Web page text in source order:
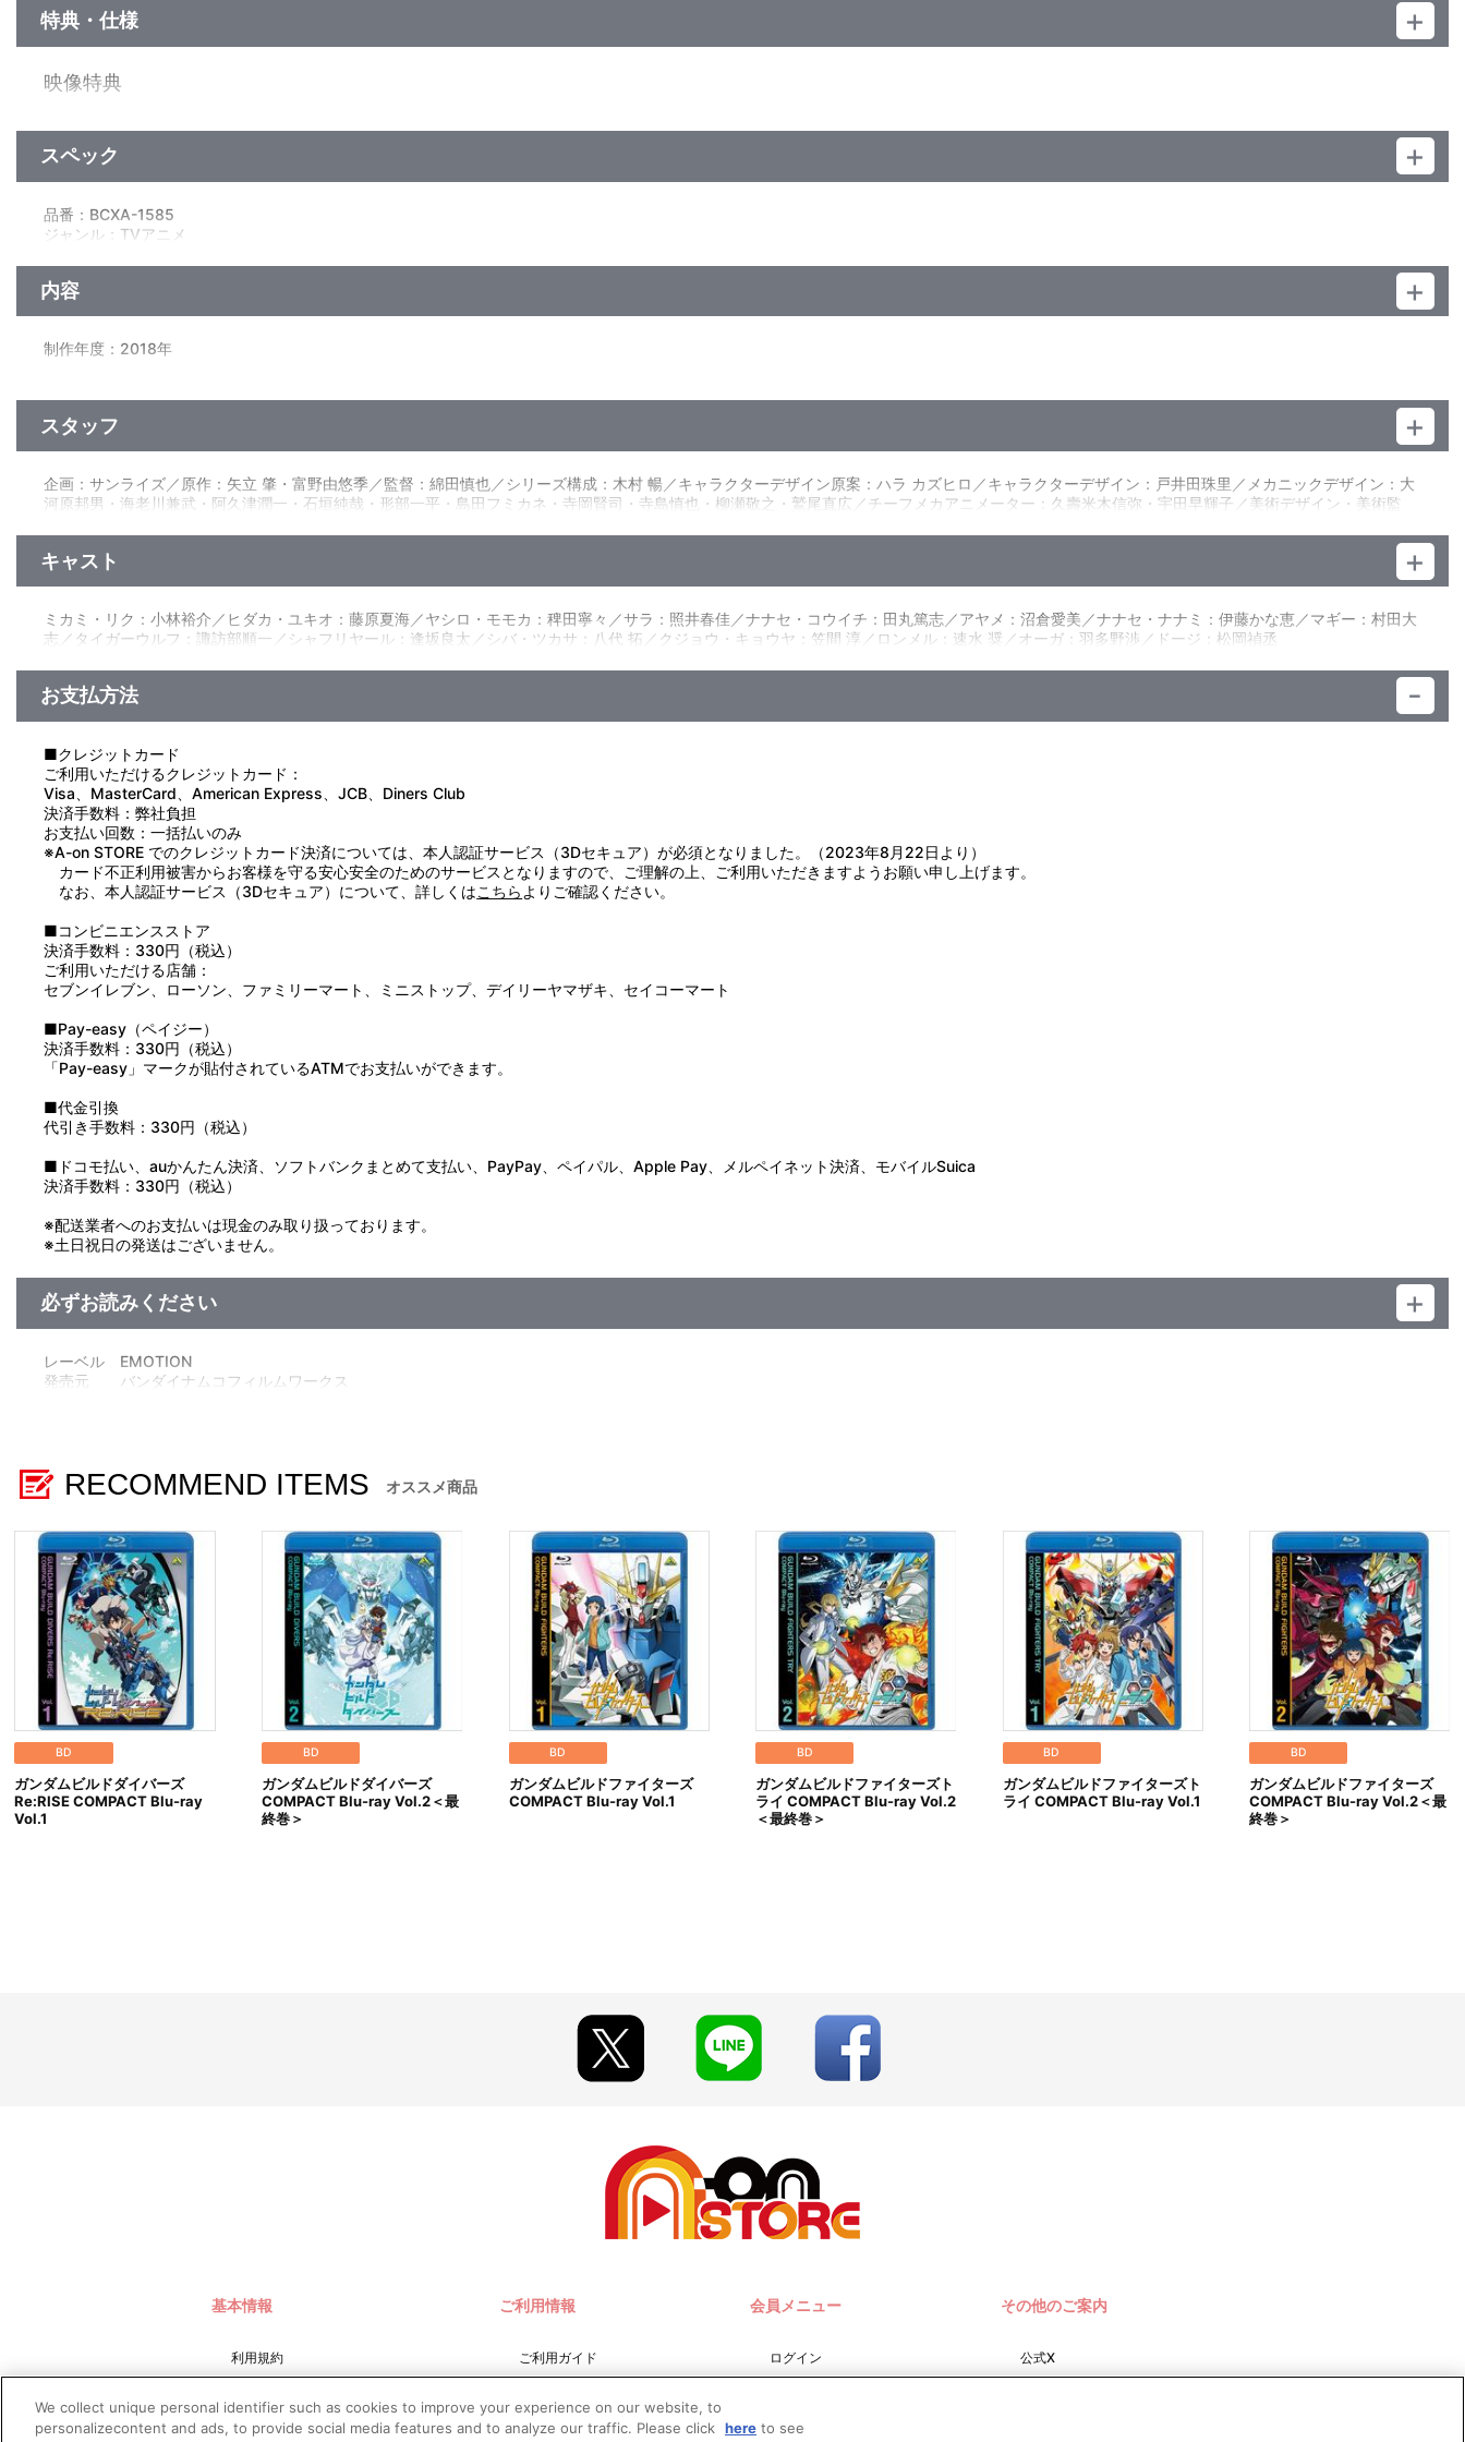
特典・仕様
映像特典
・『ガンダムビルドファイターズトライ』第1話「風をよぶ少年」
・『ガンダムビルドダイバーズRe:RISE』ep01「彷徨のコアガンダム」
スペック
品番：BCXA-1585
ジャンル：TVアニメ
内容
制作年度：2018年
ep04「霊山の虎狼」／ep05「聖地・ペリシア」／ep06「過去と未来」
ep07「フォース戦」／ep08「フェス！」／ep09「オーガ再び」
ep13「デュエル-決闘-」
のヒダカ・ユキオは同級生のヤシロ・モモカを巻き込んで、その広大な世界へと飛び込んだ。ＧＢＮ内の住人「ダイバー」となった彼らは、ガンプラに対する不思議な感性を持つ少女サラと出会い、彼
女と共に行動することになるが……。
リクにとって憧れのチャンピオン「クジョウ・キョウヤ」を始めとした有名ダイバーの存在。複数のダイバーで構成された部隊システム「フォース」の結成。非公式ツール、ブレイクデカールを扱う
スタッフ
企画：サンライズ／原作：矢立 肇・富野由悠季／監督：綿田慎也／シリーズ構成：木村 暢／キャラクターデザイン原案：ハラ カズヒロ／キャラクターデザイン：戸井田珠里／メカニックデザイン：大
河原邦男・海老川兼武・阿久津潤一・石垣純哉・形部一平・島田フミカネ・寺岡賢司・寺島慎也・柳瀬敬之・鷲尾直広／チーフメカアニメーター：久壽米木信弥・宇田早輝子／美術デザイン・美術監
キャスト
ミカミ・リク：小林裕介／ヒダカ・ユキオ：藤原夏海／ヤシロ・モモカ：稗田寧々／サラ：照井春佳／ナナセ・コウイチ：田丸篤志／アヤメ：沼倉愛美／ナナセ・ナナミ：伊藤かな恵／マギー：村田大
志／タイガーウルフ：諏訪部順一／シャフリヤール：逢坂良太／シバ・ツカサ：八代 拓／クジョウ・キョウヤ：笠間 淳／ロンメル：速水 奨／オーガ：羽多野渉／ドージ：松岡禎丞
お支払方法
■クレジットカード
ご利用いただけるクレジットカード：
Visa、MasterCard、American Express、JCB、Diners Club
決済手数料：弊社負担
お支払い回数：一括払いのみ
※A-on STORE でのクレジットカード決済については、本人認証サービス（3Dセキュア）が必須となりました。（2023年8月22日より）
カード不正利用被害からお客様を守る安心安全のためのサービスとなりますので、ご理解の上、ご利用いただきますようお願い申し上げます。
なお、本人認証サービス（3Dセキュア）について、詳しくはこちら よりご確認ください。
■コンビニエンスストア
決済手数料：330円（税込）
ご利用いただける店舗：
セブンイレブン、ローソン、ファミリーマート、ミニストップ、デイリーヤマザキ、セイコーマート
■Pay-easy（ペイジー）
決済手数料：330円（税込）
「Pay-easy」マークが貼付されているATMでお支払いができます。
■代金引換
代引き手数料：330円（税込）
■ドコモ払い、auかんたん決済、ソフトバンクまとめて支払い、PayPay、ペイパル、Apple Pay、メルペイネット決済、モバイルSuica
決済手数料：330円（税込）
※配送業者へのお支払いは現金のみ取り扱っております。
※土日祝日の発送はございません。
必ずお読みください
レーベル EMOTION
発売元 バンダイナムコフィルムワークス
RECOMMEND ITEMS オススメ商品
BD
ガンダムビルドダイバーズ
Re:RISE COMPACT Blu-ray
Vol.1
BD
ガンダムビルドダイバーズ
COMPACT Blu-ray Vol.2＜最
終巻＞
BD
ガンダムビルドファイターズ
COMPACT Blu-ray Vol.1
BD
ガンダムビルドファイターズト
ライ COMPACT Blu-ray Vol.2
＜最終巻＞
BD
ガンダムビルドファイターズト
ライ COMPACT Blu-ray Vol.1
BD
ガンダムビルドファイターズ
COMPACT Blu-ray Vol.2＜最
終巻＞
基本情報
利用規約
プライバシーポリシー
ご利用情報
ご利用ガイド
お問い合わせ
会員メニュー
ログイン
新規会員登録
その他のご案内
公式X
We collect unique personal identifier such as cookies to improve your experience on our website, to
personalizecontent and ads, to provide social media features and to analyze our traffic. Please click here to see